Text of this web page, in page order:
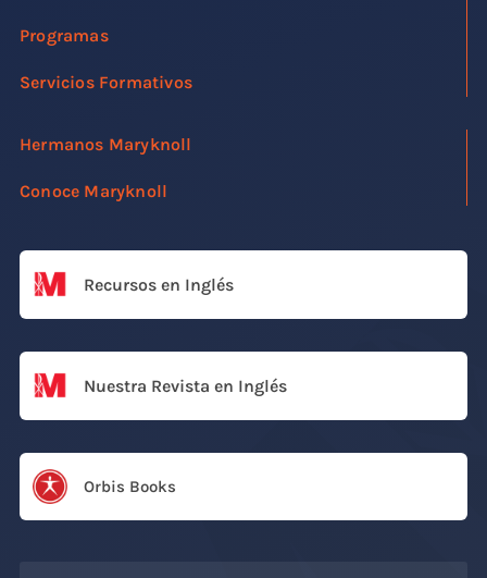
Programas
Servicios Formativos
Hermanos Maryknoll
Conoce Maryknoll
Recursos en Inglés
Nuestra Revista en Inglés
Orbis Books